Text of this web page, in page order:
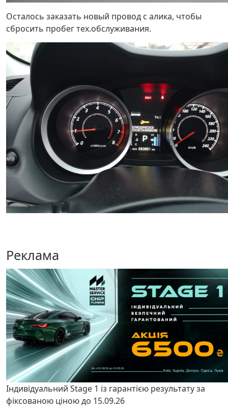
Осталось заказать новый провод с алика, чтобы
сбросить пробег тех.обслуживания.
Реклама
Індивідуальний Stage 1 із гарантією результату за
фіксованою ціною до 15.09.26